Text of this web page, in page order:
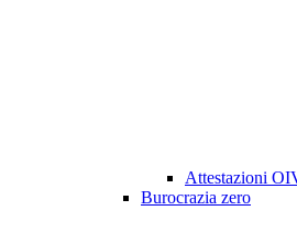
Attestazioni
Burocrazia zero